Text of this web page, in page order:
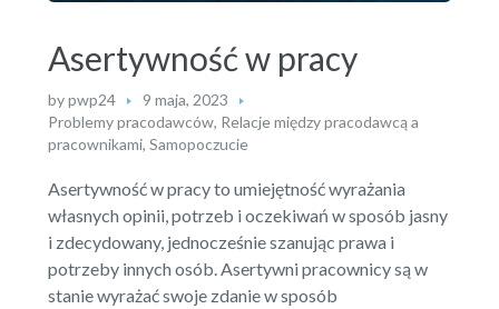
Asertywność w pracy
bypwp24
9 maja, 2023
Problemy pracodawców, Relacje między pracodawcą a
pracownikami, Samopoczucie
Asertywność w pracy to umiejętność wyrażania
własnych opinii, potrzeb i oczekiwań w sposób jasny
i zdecydowany, jednocześnie szanując prawa i
potrzeby innych osób. Asertywni pracownicy są w
stanie wyrażać swoje zdanie w sposób